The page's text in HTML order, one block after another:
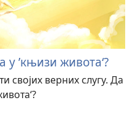
у ’књизи живота‘?
својих верних слугу. Да